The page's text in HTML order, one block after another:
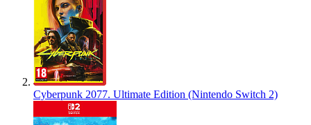
Cyberpunk 2077. Ultimate Edition (Nintendo Switch 2)